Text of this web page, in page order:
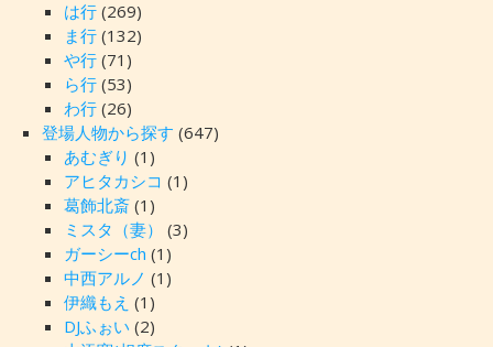
は行(269)
ま行(132)
や行(71)
ら行(53)
わ行(26)
登場人物から探す (647)
あむぎり (1)
アヒタカシコ (1)
葛飾北斎(1)
ミスタ（妻）
(3)
ガーシーch (1)
中西アルノ (1)
伊織もえ (1)
DJふぉい (2)